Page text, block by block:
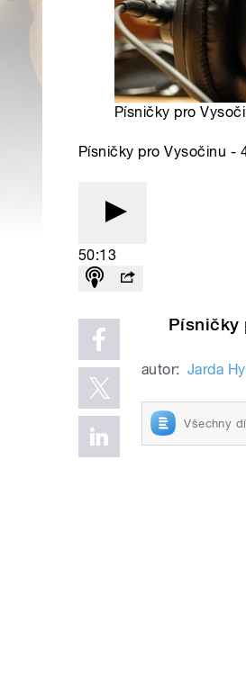
Písničky pro
Písničky pro Vysočinu -
50:13
Písničky
autor: Jarda
Všechny